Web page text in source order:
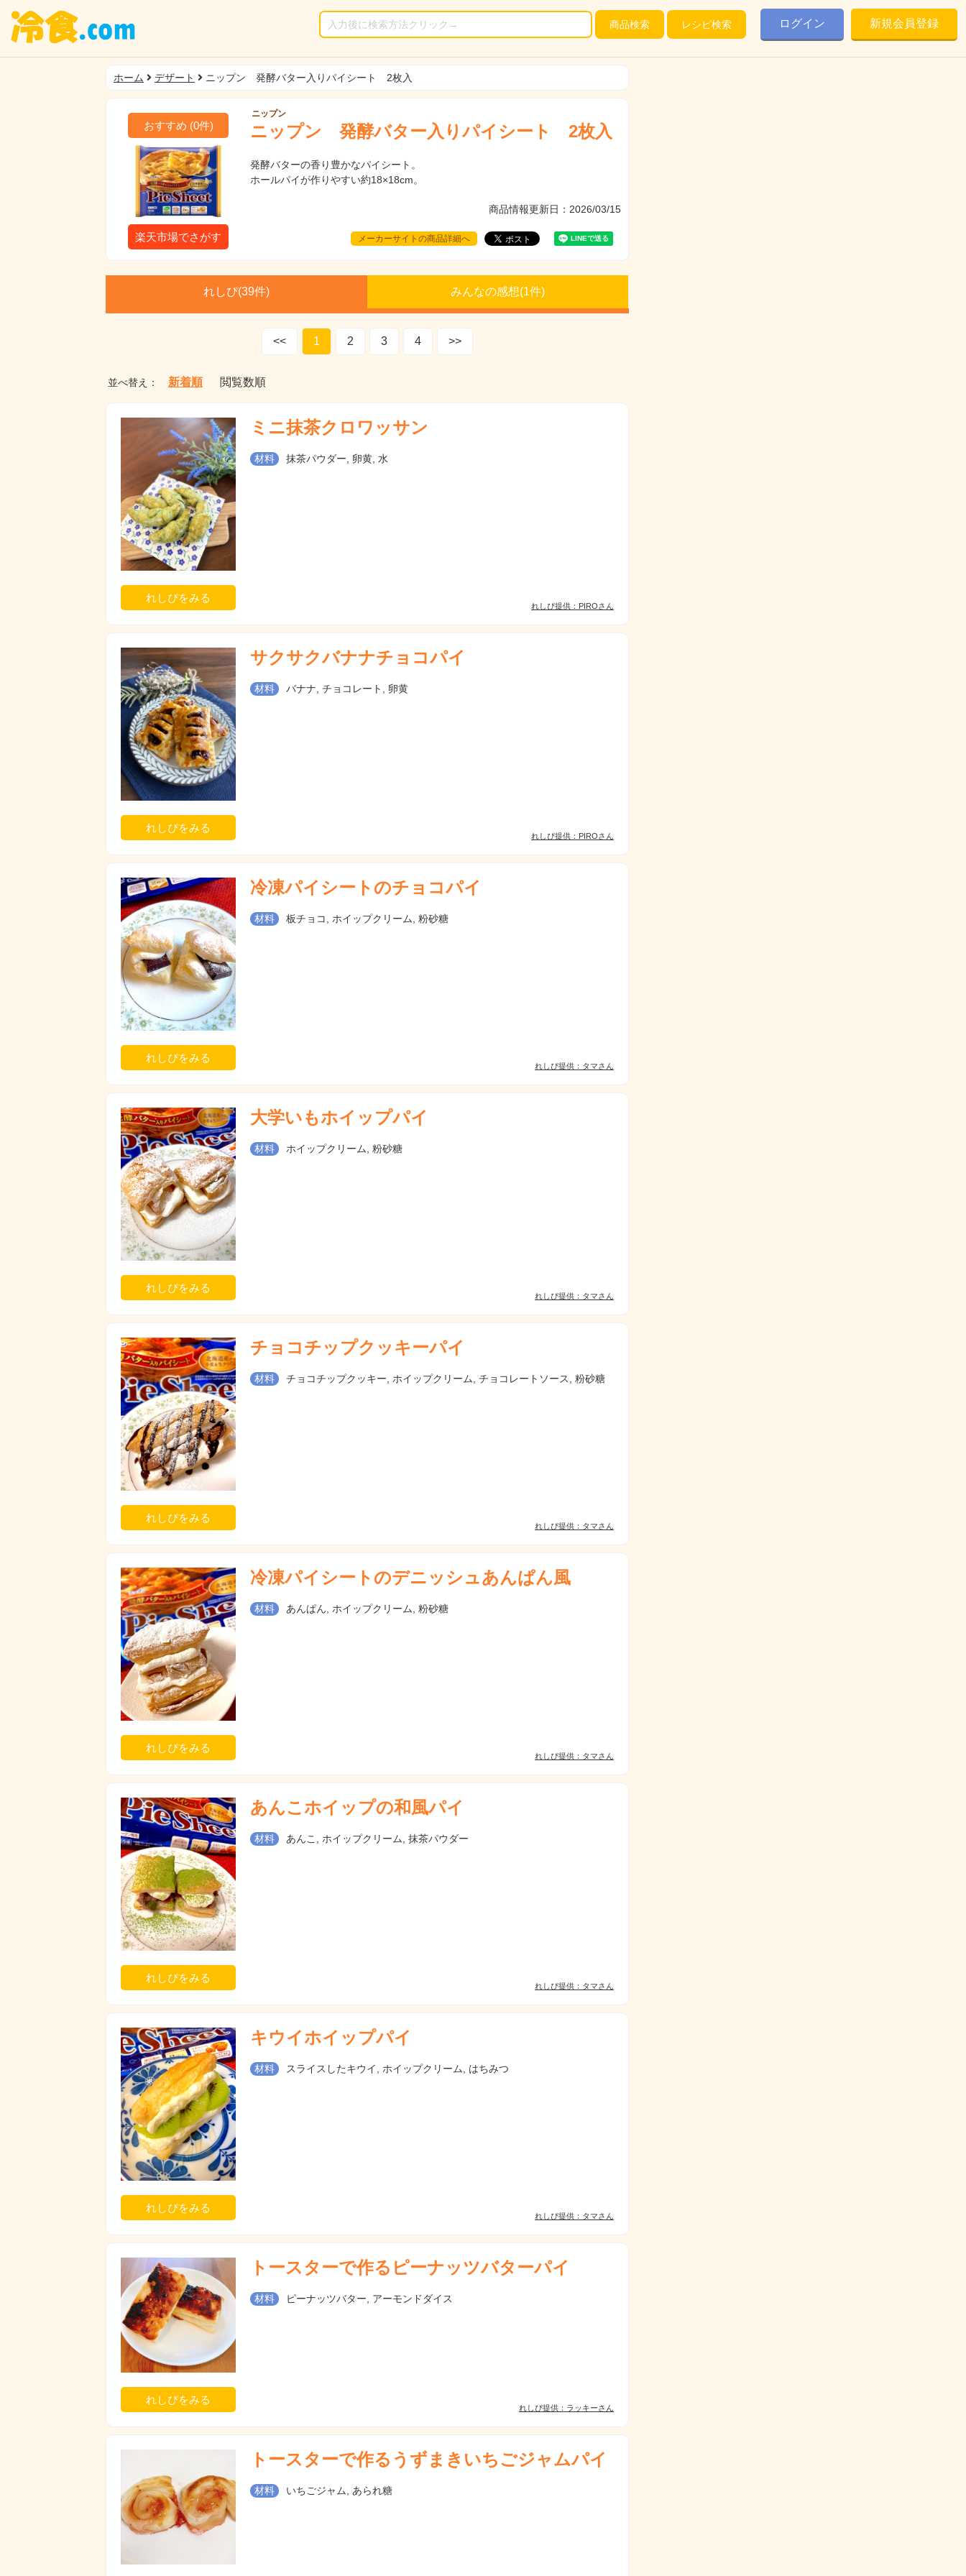
商品検索 レシピ検索 ログイン 新規会員登録
ホーム デザート ニップン 発酵バター入りパイシート 2枚入
おすすめ (0件)
楽天市場でさがす
ニップン
ニップン 発酵バター入りパイシート 2枚入
発酵バターの香り豊かなパイシート。
ホールパイが作りやすい約18×18cm。
商品情報更新日：2026/03/15
メーカーサイトの商品詳細へ
れしぴ(39件) みんなの感想(1件)
<< 1 2 3 4 >>
並べ替え： 新着順 閲覧数順
れしぴをみる
ミニ抹茶クロワッサン
材料 抹茶パウダー, 卵黄, 水
れしぴ提供：PIROさん
れしぴをみる
サクサクバナナチョコパイ
材料 バナナ, チョコレート, 卵黄
れしぴ提供：PIROさん
れしぴをみる
冷凍パイシートのチョコパイ
材料 板チョコ, ホイップクリーム, 粉砂糖
れしぴ提供：タマさん
れしぴをみる
大学いもホイップパイ
材料 ホイップクリーム, 粉砂糖
れしぴ提供：タマさん
れしぴをみる
チョコチップクッキーパイ
材料 チョコチップクッキー, ホイップクリーム, チョコレートソース, 粉砂糖
れしぴ提供：タマさん
れしぴをみる
冷凍パイシートのデニッシュあんぱん風
材料 あんぱん, ホイップクリーム, 粉砂糖
れしぴ提供：タマさん
れしぴをみる
あんこホイップの和風パイ
材料 あんこ, ホイップクリーム, 抹茶パウダー
れしぴ提供：タマさん
れしぴをみる
キウイホイップパイ
材料 スライスしたキウイ, ホイップクリーム, はちみつ
れしぴ提供：タマさん
れしぴをみる
トースターで作るピーナッツバターパイ
材料 ピーナッツバター, アーモンドダイス
れしぴ提供：ラッキーさん
トースターで作るうずまきいちごジャムパイ
材料 いちごジャム, あられ糖